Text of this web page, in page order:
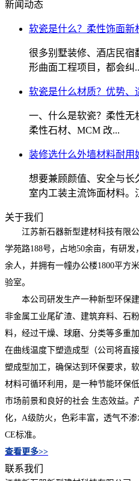
新闻动态
软瓷是什么？柔性饰面新
很多别墅装修、酒店民宿
形曲面工程项目，都会纠
软瓷是什么材质？优势、
一、什么是软瓷？柔性无
柔性石材、MCM 改...
装修选什么外墙材料耐用
想要兼顾颜值、安全与长
室内工装主流饰面材料。
关于我们
江苏新石器新型建材科技有限公
学苑路188号，占地50余亩，有研
余人，并拥有一幢办公楼1800平方
验室。
本公司研发生产一种新型环保建
非金属工业尾矿渣、建筑弃料、石
料，经过干燥、球磨、分类等多重
在曲线温度下塑造成型（公司将直
塑成型加工，确保达到环保要求，
材料可循环利用，是一种节能环保
市场前景和良好的社会 生态效益。
化，A级防火，色彩丰富，透气不
CE标准。
查看更多>>
联系我们